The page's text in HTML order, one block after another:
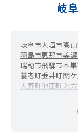
岐
岐阜市大垣市高
羽島市恵那市美
瑞穂市飛騨市本
養老町垂井町関
大野町池田町北